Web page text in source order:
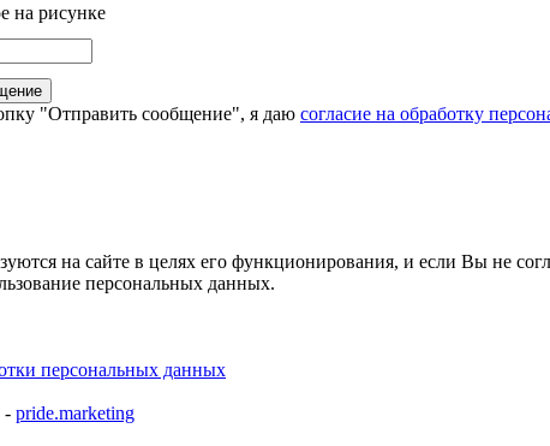
на рисунке
"Отправить сообщение", я даю согласие на обработку
на сайте в целях его функционирования, и если Вы не
персональных данных.
персональных данных
- pride.marketing